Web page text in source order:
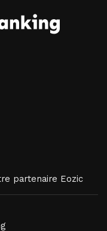
partenaire Eozic